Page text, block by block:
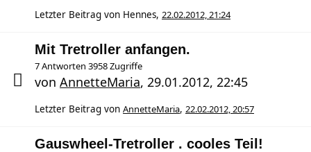
Letzter Beitrag von Hennes, 22.02.2012, 21:24
Mit Tretroller anfangen.
7 Antworten 3958 Zugriffe
von AnnetteMaria, 29.01.2012, 22:45
Letzter Beitrag von AnnetteMaria, 22.02.2012, 20:57
Gauswheel-Tretroller . cooles Teil!